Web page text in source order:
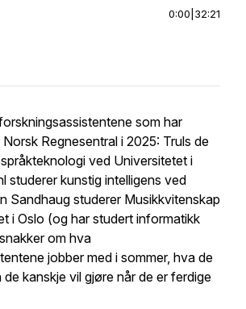
0:00 32:21
som har
Regnesentral i 2025: Truls de
ved Universitetet i
studerer kunstig intelligens ved
Sandhaug studerer Musikkvitenskap
i Oslo (og har studert informatikk
om hva
jobber med i sommer, hva de
kanskje vil gjøre når de er ferdige